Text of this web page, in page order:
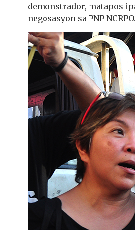
demonstrador, matapos
negosasyon sa PNP NCRPO.